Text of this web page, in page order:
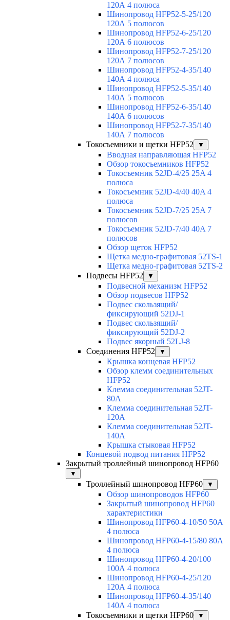
120А 4 полюса
Шинопровод HFP52-5-25/120
120А 5 полюсов
Шинопровод HFP52-6-25/120
120А 6 полюсов
Шинопровод HFP52-7-25/120
120А 7 полюсов
Шинопровод HFP52-4-35/140
140А 4 полюса
Шинопровод HFP52-5-35/140
140А 5 полюсов
Шинопровод HFP52-6-35/140
140А 6 полюсов
Шинопровод HFP52-7-35/140
140А 7 полюсов
Токосъемники и щетки HFP52
▼
Вводная направляющая HFP52
Обзор токосъемников HFP52
Токосъемник 52JD-4/25 25A 4
полюса
Токосъемник 52JD-4/40 40A 4
полюса
Токосъемник 52JD-7/25 25A 7
полюсов
Токосъемник 52JD-7/40 40A 7
полюсов
Обзор щеток HFP52
Щетка медно-графитовая 52TS-1
Щетка медно-графитовая 52TS-2
Подвесы HFP52
▼
Подвесной механизм HFP52
Обзор подвесов HFP52
Подвес скользящий/
фиксирующий 52DJ-1
Подвес скользящий/
фиксирующий 52DJ-2
Подвес якорный 52LJ-8
Соединения HFP52
▼
Крышка концевая HFP52
Обзор клемм соединительных
HFP52
Клемма соединительная 52JT-
80A
Клемма соединительная 52JT-
120A
Клемма соединительная 52JT-
140A
Крышка стыковая HFP52
Концевой подвод питания HFP52
Закрытый троллейный шинопровод HFP60
▼
Троллейный шинопровод HFP60 ▼
Обзор шинопроводов HFP60
Закрытый шинопровод HFP60
характеристики
Шинопровод HFP60-4-10/50 50А
4 полюса
Шинопровод HFP60-4-15/80 80А
4 полюса
Шинопровод HFP60-4-20/100
100А 4 полюса
Шинопровод HFP60-4-25/120
120А 4 полюса
Шинопровод HFP60-4-35/140
140А 4 полюса
Токосъемники и щетки HFP60
▼